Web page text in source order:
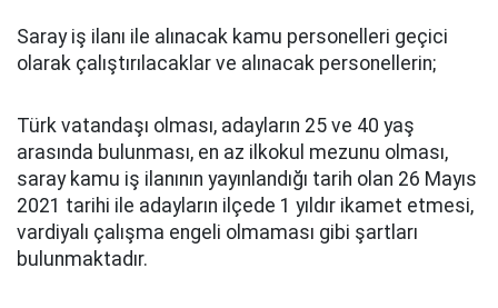
Saray iş ilanı ile alınacak kamu personelleri geçici
olarak çalıştırılacaklar ve alınacak personellerin;
Türk vatandaşı olması, adayların 25 ve 40 yaş
arasında bulunması, en az ilkokul mezunu olması,
saray kamu iş ilanının yayınlandığı tarih olan 26 Mayıs
2021 tarihi ile adayların ilçede 1 yıldır ikamet etmesi,
vardiyalı çalışma engeli olmaması gibi şartları
bulunmaktadır.